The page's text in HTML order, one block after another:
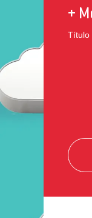
+
Título